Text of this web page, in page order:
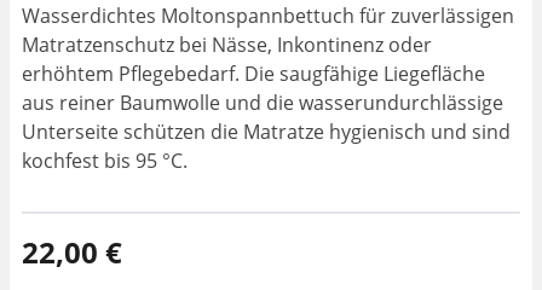
Wasserdichtes Moltonspannbettuch für zuverlässigen
Matratzenschutz bei Nässe, Inkontinenz oder
erhöhtem Pflegebedarf. Die saugfähige Liegefläche
aus reiner Baumwolle und die wasserundurchlässige
Unterseite schützen die Matratze hygienisch und sind
kochfest bis 95 °C.
22,00 €